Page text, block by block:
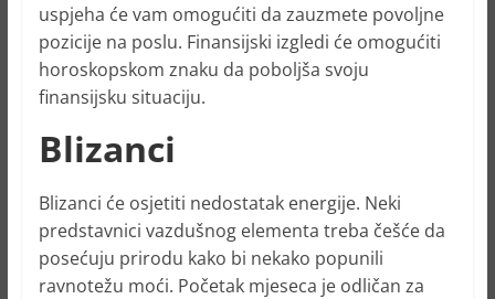
uspjeha će vam omogućiti da zauzmete povoljne
pozicije na poslu. Finansijski izgledi će omogućiti
horoskopskom znaku da poboljša svoju
finansijsku situaciju.
Blizanci
Blizanci će osjetiti nedostatak energije. Neki
predstavnici vazdušnog elementa treba češće da
posećuju prirodu kako bi nekako popunili
ravnotežu moći. Početak mjeseca je odličan za